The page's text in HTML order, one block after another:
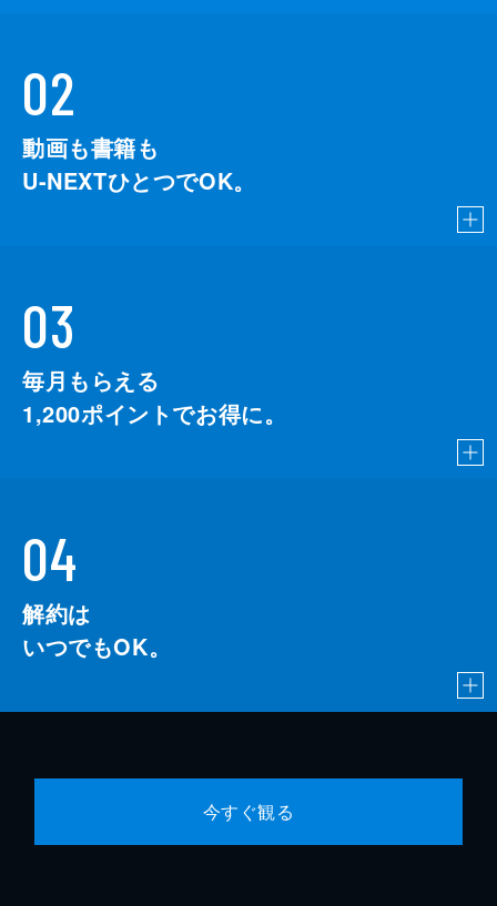
02
動画も書籍も
U-NEXTひとつでOK。
03
毎月もらえる
1,200ポイントでお得に。
04
解約は
いつでもOK。
今すぐ観る